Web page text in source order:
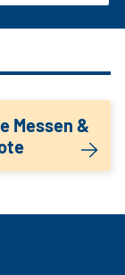
Messen &